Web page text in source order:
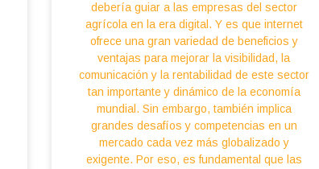
debería guiar a las empresas del sector
agrícola en la era digital. Y es que internet
ofrece una gran variedad de beneficios y
ventajas para mejorar la visibilidad, la
comunicación y la rentabilidad de este sector
tan importante y dinámico de la economía
mundial. Sin embargo, también implica
grandes desafíos y competencias en un
mercado cada vez más globalizado y
exigente. Por eso, es fundamental que las